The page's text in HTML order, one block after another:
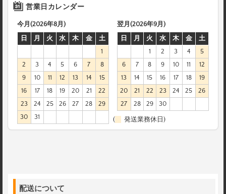
営業日カレンダー
今月(2026年8月)
日
月 火 水 木 金
土
1
2
3 4 5 6 7
8
9
10 11 12 13 14
15
16
17 18 19 20 21
22
23
24 25 26 27 28
29
30
31
翌月(2026年9月)
日
月 火 水 木 金
土
1
2 3 4
5
6
7 8 9 10 11
12
13
14 15 16 17 18
19
20
21 22 23 24 25
26
27
28 29 30
( 発送業務休日)
配送について